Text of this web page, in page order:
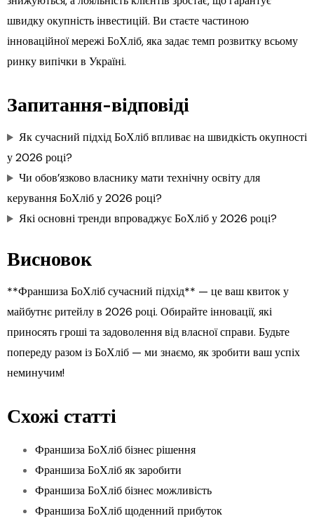
швидку окупність інвестицій. Ви стаєте частиною
інноваційної мережі БоХліб, яка задає темп розвитку всьому
ринку випічки в Україні.
Запитання-відповіді
Як сучасний підхід БоХліб впливає на швидкість окупності
у 2026 році?
Чи обов’язково власнику мати технічну освіту для
керування БоХліб у 2026 році?
Які основні тренди впроваджує БоХліб у 2026 році?
Висновок
**Франшиза БоХліб сучасний підхід** — це ваш квиток у
майбутнє ритейлу в 2026 році. Обирайте інновації, які
приносять гроші та задоволення від власної справи. Будьте
попереду разом із БоХліб — ми знаємо, як зробити ваш успіх
неминучим!
Схожі статті
Франшиза БоХліб бізнес рішення
Франшиза БоХліб як заробити
Франшиза БоХліб бізнес можливість
Франшиза БоХліб щоденний прибуток